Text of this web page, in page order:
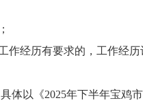
经历有要求的，工作经
体以《2025年下半年宝鸡